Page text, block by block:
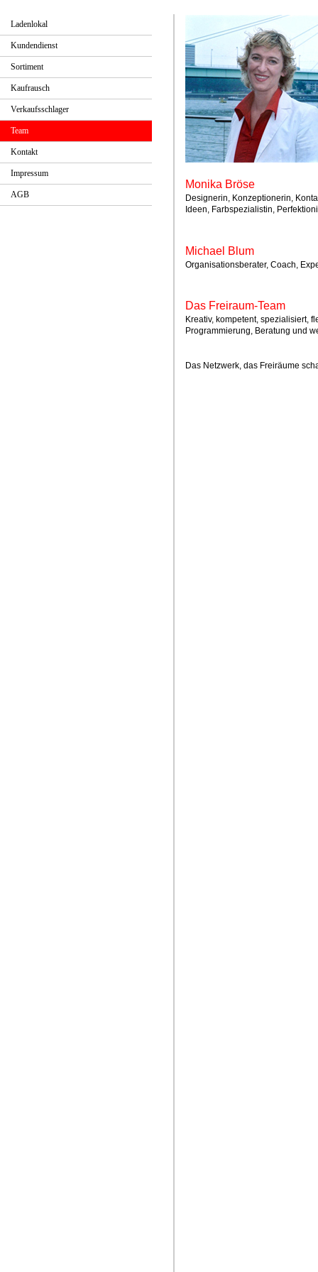
Ladenlokal
Kundendienst
Sortiment
Kaufrausch
Verkaufsschlager
Team
Kontakt
Impressum
AGB
Monika Bröse
Designerin, Konzeptionerin,
Ideen, Farbspezialistin,
Michael Blum
Organisationsberater, Coach,
Das Freiraum-Team
Kreativ, kompetent, spezialisiert,
Programmierung, Beratung und
Das Netzwerk, das Freiräume